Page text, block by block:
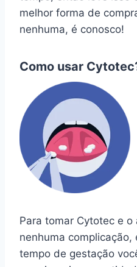
melhor forma de
nenhuma, é conosco!
Como usar
Para tomar Cytotec e
nenhuma
tempo de gestação